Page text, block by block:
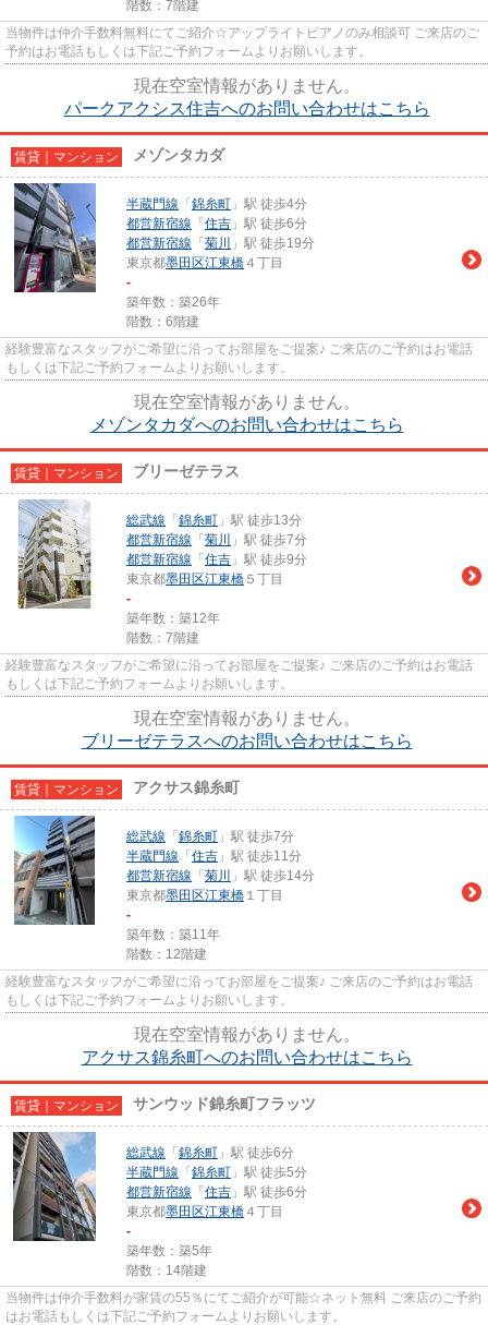
階数：7階建
当物件は仲介手数料無料にてご紹介☆アップライトピアノのみ相談可 ご来店のご
予約はお電話もしくは下記ご予約フォームよりお願いします。
現在空室情報がありません。
パークアクシス住吉へのお問い合わせはこちら
賃貸｜マンション メゾンタカダ
半蔵門線 「 錦糸町 」駅 徒歩4分
都営新宿線 「 住吉 」駅 徒歩6分
都営新宿線 「 菊川
」駅 徒歩19分
東京都墨田区江東橋 ４丁目
-
築年数：築26年
階数：6階建
経験豊富なスタッフがご希望に沿ってお部屋をご提案♪ ご来店のご予約はお電話
もしくは下記ご予約フォームよりお願いします。
現在空室情報がありません。
メゾンタカダへのお問い合わせはこちら
賃貸｜マンション ブリーゼテラス
総武線 「 錦糸町 」駅 徒歩13分
都営新宿線 「 菊川
」駅 徒歩7分
都営新宿線 「 住吉 」駅 徒歩9分
東京都墨田区江東橋 ５丁目
-
築年数：築12年
階数：7階建
経験豊富なスタッフがご希望に沿ってお部屋をご提案♪ ご来店のご予約はお電話
もしくは下記ご予約フォームよりお願いします。
現在空室情報がありません。
ブリーゼテラスへのお問い合わせはこちら
賃貸｜マンション アクサス錦糸町
総武線 「 錦糸町 」駅 徒歩7分
半蔵門線 「 住吉 」駅 徒歩11分
都営新宿線 「 菊川
」駅 徒歩14分
東京都墨田区江東橋 １丁目
-
築年数：築11年
階数：12階建
経験豊富なスタッフがご希望に沿ってお部屋をご提案♪ ご来店のご予約はお電話
もしくは下記ご予約フォームよりお願いします。
現在空室情報がありません。
アクサス錦糸町へのお問い合わせはこちら
賃貸｜マンション サンウッド錦糸町フラッツ
総武線 「 錦糸町 」駅 徒歩6分
半蔵門線 「 錦糸町 」駅 徒歩5分
都営新宿線 「 住吉 」駅 徒歩6分
東京都墨田区江東橋 ４丁目
-
築年数：築5年
階数：14階建
当物件は仲介手数料が家賃の55％にてご紹介が可能☆ネット無料 ご来店のご予約
はお電話もしくは下記ご予約フォームよりお願いします。